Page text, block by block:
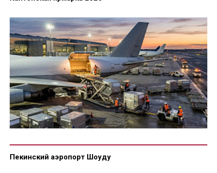
Пекинский аэропорт Шоуду